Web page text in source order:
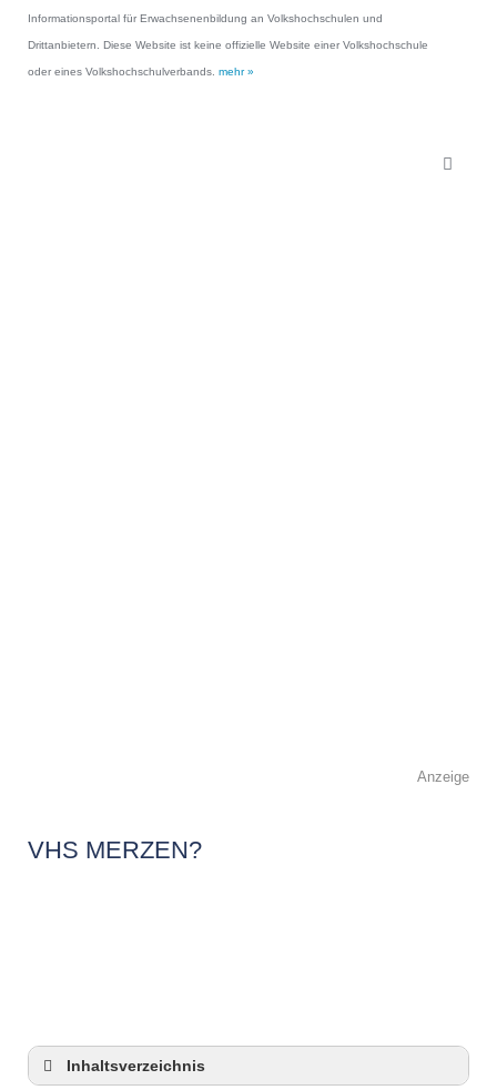
Informationsportal für Erwachsenenbildung an Volkshochschulen und
Drittanbietern. Diese Website ist keine offizielle Website einer Volkshochschule
oder eines Volkshochschulverbands. mehr »
Anzeige
VHS MERZEN?
Inhaltsverzeichnis